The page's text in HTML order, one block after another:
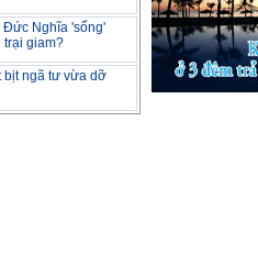
Đức Nghĩa 'sống'
trại giam?
bịt ngã tư vừa dỡ